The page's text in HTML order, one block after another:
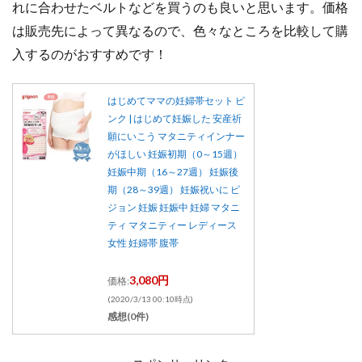
れに合わせたベルトなどを買うのも良いと思います。価格
は販売先によって異なるので、色々なところを比較して購
入するのがおすすめです！
はじめてママの妊婦帯セット ピ
ンク | はじめて妊娠した 安産祈
願にいこう マタニティインナー
がほしい 妊娠初期（0～15週）
妊娠中期（16～27週） 妊娠後
期（28～39週） 妊娠祝いに ピ
ジョン 妊娠 妊娠中 妊婦 マタニ
ティ マタニティー レディース
女性 妊婦帯 腹帯
価格:3,080円
(2020/3/13 00:10時点)
感想(0件)